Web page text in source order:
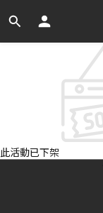
此活動已下架